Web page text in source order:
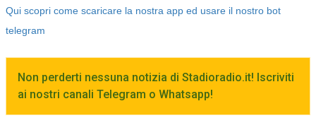
Qui scopri come scaricare la nostra app ed usare il nostro bot
telegram
Non perderti nessuna notizia di Stadioradio.it! Iscriviti
ai nostri canali Telegram o Whatsapp!